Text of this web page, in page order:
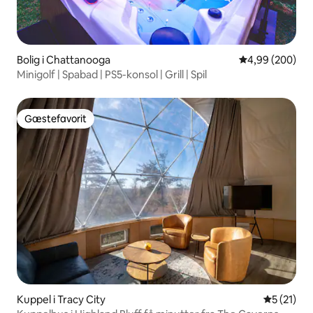
Bolig i Chattanooga 4,99 ud af 5 i
4,99 (200)
Minigolf | Spabad | PS5-konsol | Grill | Spil
Gæstefavorit
Gæstefavorit
Kuppel i Tracy City 5 ud af 5
5 (21)